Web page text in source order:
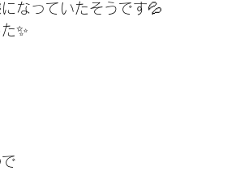
なっていたそうです💦
✨